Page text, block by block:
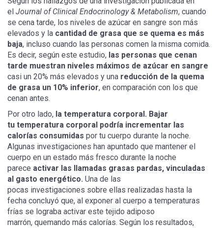
el Journal of Clinical Endocrinology & Metabolism, cuando
se cena tarde, los niveles de azúcar en sangre son más
elevados y la cantidad de grasa que se quema es más
baja, incluso cuando las personas comen la misma comida.
Es decir, según este estudio, las personas que cenan
tarde muestran niveles máximos de azúcar en sangre
casi un 20% más elevados y una reducción de la quema
de grasa un 10% inferior, en comparación con los que
cenan antes.
Por otro lado, la temperatura corporal. Bajar
tu temperatura corporal podría incrementar las
calorías consumidas por tu cuerpo durante la noche.
Algunas investigaciones han apuntado que mantener el
cuerpo en un estado más fresco durante la noche
parece activar las llamadas grasas pardas, vinculadas
al gasto energético. Una de las
pocas investigaciones sobre ellas realizadas hasta la
fecha concluyó que, al exponer al cuerpo a temperaturas
frías se lograba activar este tejido adiposo
marrón, quemando más calorías. Según los resultados,